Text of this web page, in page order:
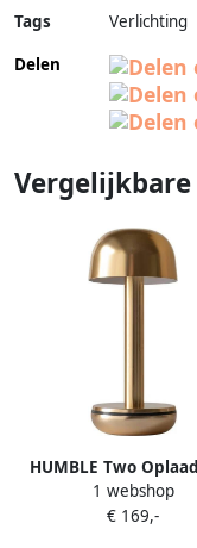
Tags
Verlichting
Delen
HUMBLE Two
Tafellamp Gold
1 webshop
€ 169,-